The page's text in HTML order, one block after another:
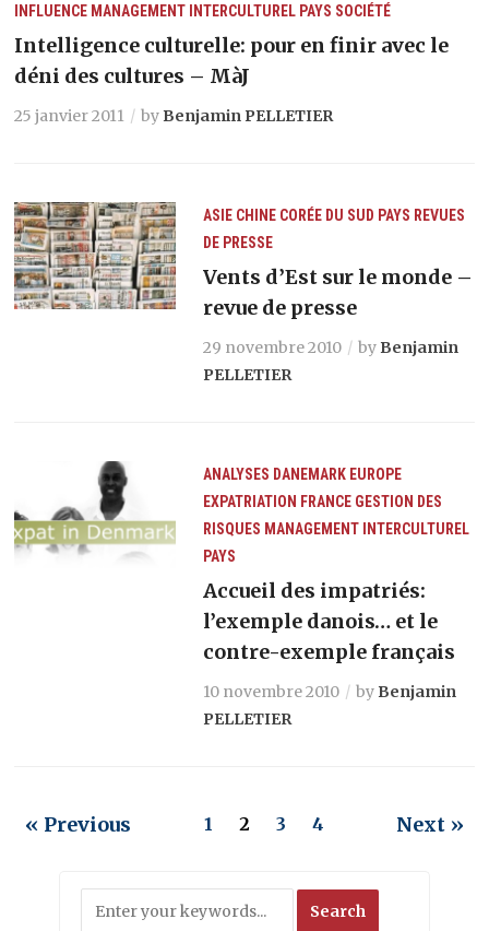
INFLUENCE MANAGEMENT INTERCULTUREL PAYS SOCIÉTÉ
Intelligence culturelle: pour en finir avec le
déni des cultures – MàJ
25 janvier 2011 by Benjamin PELLETIER
ASIE CHINE CORÉE DU SUD PAYS REVUES
DE PRESSE
Vents d’Est sur le monde –
revue de presse
29 novembre 2010 by Benjamin
PELLETIER
ANALYSES DANEMARK EUROPE
EXPATRIATION FRANCE GESTION DES
RISQUES MANAGEMENT INTERCULTUREL
PAYS
Accueil des impatriés:
l’exemple danois… et le
contre-exemple français
10 novembre 2010 by Benjamin
PELLETIER
« Previous 1 2 3 4 Next »